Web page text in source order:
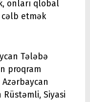
onları qlobal
cəlb etmək
Tələbə
proqram
Rüstəmli, Siyasi